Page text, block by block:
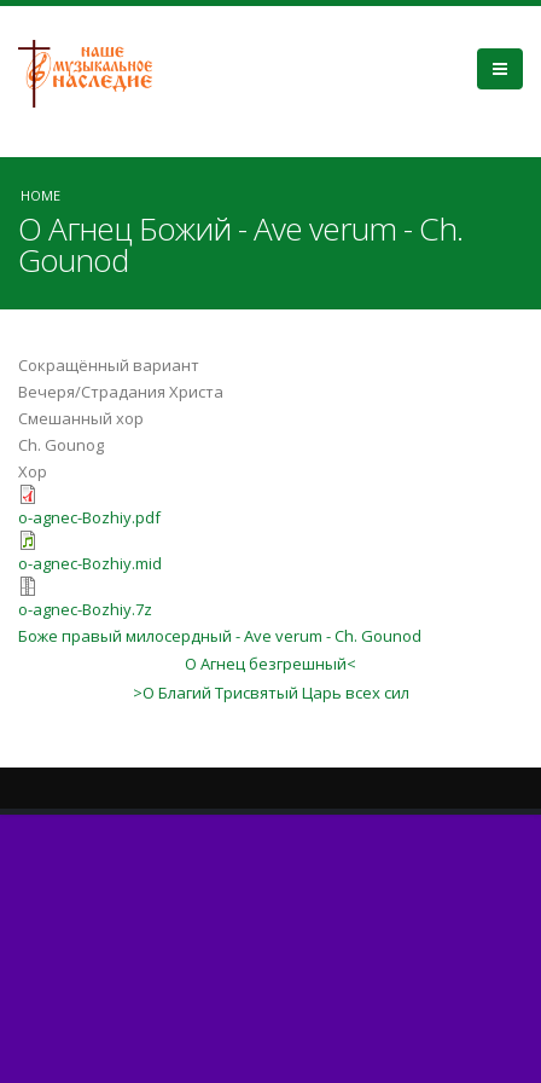
HOME
О Агнец Божий - Ave verum - Ch.
Gounod
Сокращённый вариант
Вечеря/Страдания Христа
Смешанный хор
Ch. Gounog
Хор
o-agnec-Bozhiy.pdf
o-agnec-Bozhiy.mid
o-agnec-Bozhiy.7z
Боже правый милосердный - Ave verum - Ch. Gounod
О Агнец безгрешный<
>О Благий Трисвятый Царь всех сил